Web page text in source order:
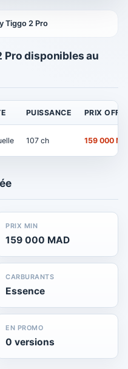
Tiggo 2 Pro
Pro disponibles au
PUISSANCE PRIX
107 ch 159 000
PRIX MIN
159 000 MAD
CARBURANTS
Essence
EN PROMO
0 versions